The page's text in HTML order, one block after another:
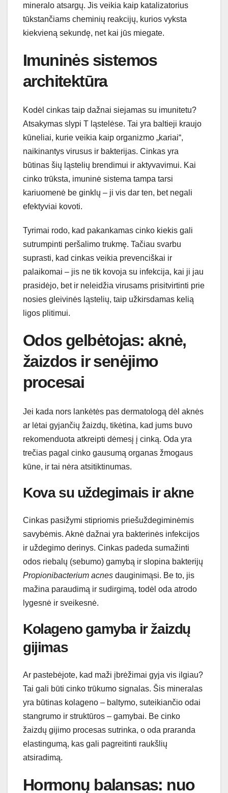
mineralo atsargų. Jis veikia kaip katalizatorius
tūkstančiams cheminių reakcijų, kurios vyksta
kiekvieną sekundę, net kai jūs miegate.
Imuninės sistemos
architektūra
Kodėl cinkas taip dažnai siejamas su imunitetu?
Atsakymas slypi T ląstelėse. Tai yra baltieji kraujo
kūneliai, kurie veikia kaip organizmo „kariai“,
naikinantys virusus ir bakterijas. Cinkas yra
būtinas šių ląstelių brendimui ir aktyvavimui. Kai
cinko trūksta, imuninė sistema tampa tarsi
kariuomenė be ginklų – ji vis dar ten, bet negali
efektyviai kovoti.
Tyrimai rodo, kad pakankamas cinko kiekis gali
sutrumpinti peršalimo trukmę. Tačiau svarbu
suprasti, kad cinkas veikia prevenciškai ir
palaikomai – jis ne tik kovoja su infekcija, kai ji jau
prasidėjo, bet ir neleidžia virusams prisitvirtinti prie
nosies gleivinės ląstelių, taip užkirsdamas kelią
ligos plitimui.
Odos gelbėtojas: aknė,
žaizdos ir senėjimo
procesai
Jei kada nors lankėtės pas dermatologą dėl aknės
ar lėtai gyjančių žaizdų, tikėtina, kad jums buvo
rekomenduota atkreipti dėmesį į cinką. Oda yra
trečias pagal cinko gausumą organas žmogaus
kūne, ir tai nėra atsitiktinumas.
Kova su uždegimais ir akne
Cinkas pasižymi stipriomis priešuždegiminėmis
savybėmis. Aknė dažnai yra bakterinės infekcijos
ir uždegimo derinys. Cinkas padeda sumažinti
odos riebalų (sebumo) gamybą ir slopina bakterijų
Propionibacterium acnes dauginimąsi. Be to, jis
mažina paraudimą ir sudirgimą, todėl oda atrodo
lygesnė ir sveikesnė.
Kolageno gamyba ir žaizdų
gijimas
Ar pastebėjote, kad maži įbrėžimai gyja vis ilgiau?
Tai gali būti cinko trūkumo signalas. Šis mineralas
yra būtinas kolageno – baltymo, suteikiančio odai
stangrumo ir struktūros – gamybai. Be cinko
žaizdų gijimo procesas sutrinka, o oda praranda
elastingumą, kas gali pagreitinti raukšlių
atsiradimą.
Hormonų balansas: nuo